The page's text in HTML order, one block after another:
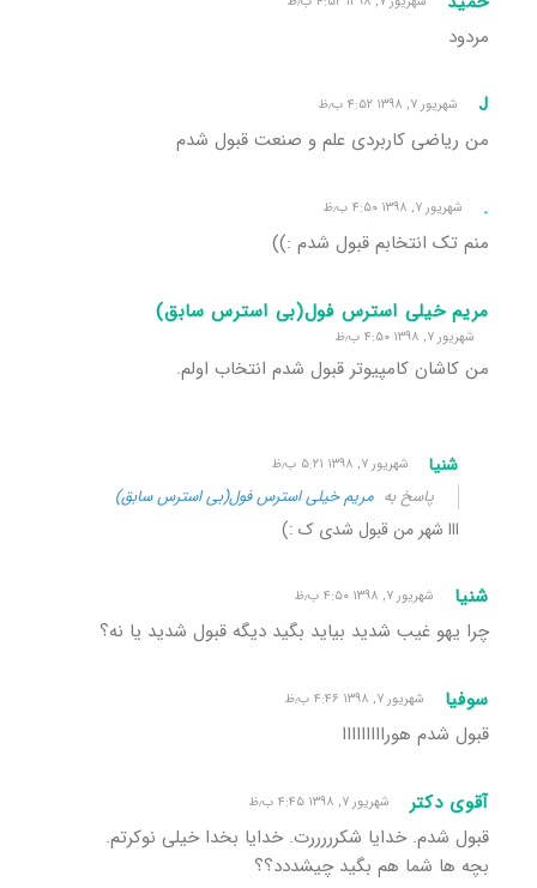
مردود
J شهریور ۷, ۱۳۹۸ ۴:۵۲ ب٫ظ
من ریاضی کاربردی علم و صنعت قبول شدم
. شهریور ۷, ۱۳۹۸ ۴:۵۰ ب٫ظ
منم تک انتخابم قبول شدم :))
مریم خیلی استرس فول(بی استرس سابق)
شهریور ۷, ۱۳۹۸ ۴:۵۰ ب٫ظ
من کاشان کامپیوتر قبول شدم انتخاب اولم.
شنیا شهریور ۷, ۱۳۹۸ ۵:۲۱ ب٫ظ
پاسخ به مریم خیلی استرس فول(بی استرس سابق)
ااا شهر من قبول شدی ک :)
شنیا شهریور ۷, ۱۳۹۸ ۴:۵۰ ب٫ظ
چرا یهو غیب شدید بیاید بگید دیگه قبول شدید یا نه؟
سوفیا شهریور ۷, ۱۳۹۸ ۴:۴۶ ب٫ظ
قبول شدم هورااااااااا
آقوی دکتر شهریور ۷, ۱۳۹۸ ۴:۴۵ ب٫ظ
قبول شدم. خدایا شکرررررت. خدایا بخدا خیلی نوکرتم.
بچه ها شما هم بگید چیشددد؟؟